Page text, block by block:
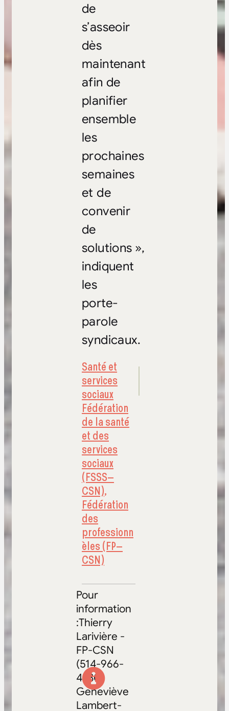
de
s’asseoir
dès
maintenant
afin de
planifier
ensemble
les
prochaines
semaines
et de
convenir
de
solutions »,
indiquent
les
porte-
parole
syndicaux.
Santé et
services
sociaux
Fédération
de la santé
et des
services
sociaux
(FSSS–
CSN),
Fédération
des
professionn
èles (FP–
CSN)
Pour
information
:Thierry
Larivière -
FP-CSN
(514-966-
4380)
Geneviève
Lambert-